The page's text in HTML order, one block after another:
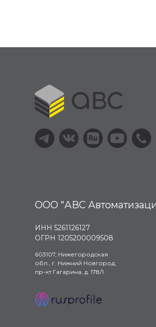
ИНН 5261126127
ОГРН 1205200009508
ООО "АВС
603107, Нижегородская
обл., г. Нижний Новгород,
пр-кт Гагарина, д. 178/1